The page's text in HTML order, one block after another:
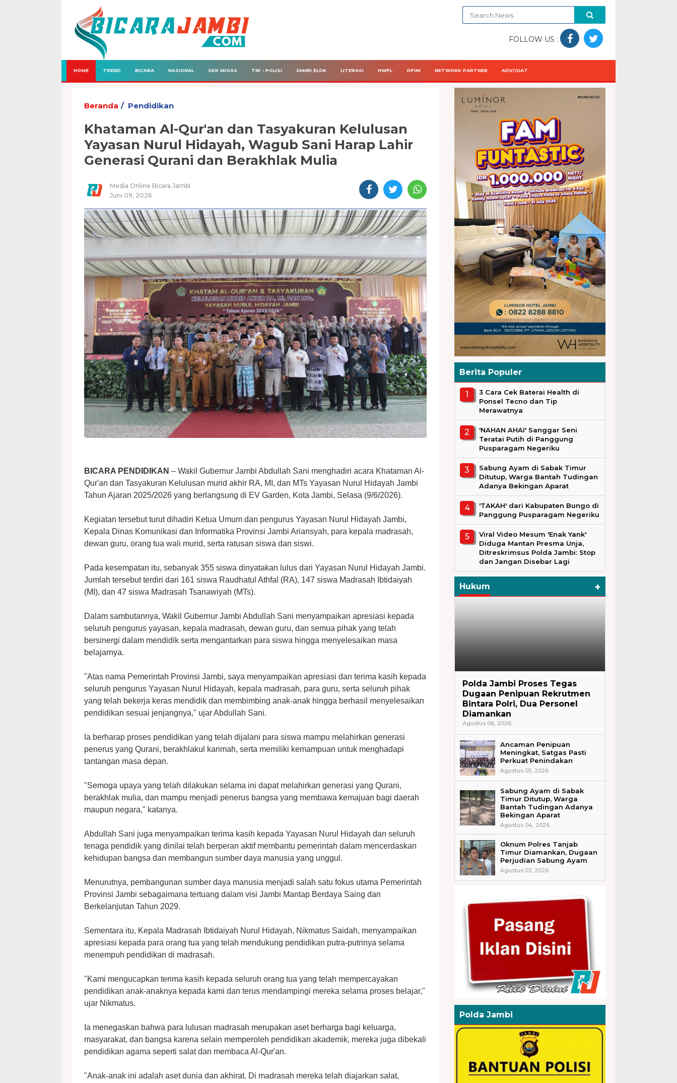
FOLLOW US :
HOME TREND BICARA NASIONAL SKK MIGAS TNI - POLISI JAMBI ELOK LITERASI HWPL OPINI NETWORK PARTNER ADV/GIAT
Beranda Pendidikan
Khataman Al-Qur'an dan Tasyakuran Kelulusan
Yayasan Nurul Hidayah, Wagub Sani Harap Lahir
Generasi Qurani dan Berakhlak Mulia
Media Online Bicara Jambi
Juni 09, 2026
BICARA PENDIDIKAN – Wakil Gubernur Jambi Abdullah Sani menghadiri acara Khataman Al-
Qur'an dan Tasyakuran Kelulusan murid akhir RA, MI, dan MTs Yayasan Nurul Hidayah Jambi
Tahun Ajaran 2025/2026 yang berlangsung di EV Garden, Kota Jambi, Selasa (9/6/2026).
Kegiatan tersebut turut dihadiri Ketua Umum dan pengurus Yayasan Nurul Hidayah Jambi,
Kepala Dinas Komunikasi dan Informatika Provinsi Jambi Ariansyah, para kepala madrasah,
dewan guru, orang tua wali murid, serta ratusan siswa dan siswi.
Pada kesempatan itu, sebanyak 355 siswa dinyatakan lulus dari Yayasan Nurul Hidayah Jambi.
Jumlah tersebut terdiri dari 161 siswa Raudhatul Athfal (RA), 147 siswa Madrasah Ibtidaiyah
(MI), dan 47 siswa Madrasah Tsanawiyah (MTs).
Dalam sambutannya, Wakil Gubernur Jambi Abdullah Sani menyampaikan apresiasi kepada
seluruh pengurus yayasan, kepala madrasah, dewan guru, dan semua pihak yang telah
bersinergi dalam mendidik serta mengantarkan para siswa hingga menyelesaikan masa
belajarnya.
"Atas nama Pemerintah Provinsi Jambi, saya menyampaikan apresiasi dan terima kasih kepada
seluruh pengurus Yayasan Nurul Hidayah, kepala madrasah, para guru, serta seluruh pihak
yang telah bekerja keras mendidik dan membimbing anak-anak hingga berhasil menyelesaikan
pendidikan sesuai jenjangnya," ujar Abdullah Sani.
Ia berharap proses pendidikan yang telah dijalani para siswa mampu melahirkan generasi
penerus yang Qurani, berakhlakul karimah, serta memiliki kemampuan untuk menghadapi
tantangan masa depan.
"Semoga upaya yang telah dilakukan selama ini dapat melahirkan generasi yang Qurani,
berakhlak mulia, dan mampu menjadi penerus bangsa yang membawa kemajuan bagi daerah
maupun negara," katanya.
Abdullah Sani juga menyampaikan terima kasih kepada Yayasan Nurul Hidayah dan seluruh
tenaga pendidik yang dinilai telah berperan aktif membantu pemerintah dalam mencerdaskan
kehidupan bangsa dan membangun sumber daya manusia yang unggul.
Menurutnya, pembangunan sumber daya manusia menjadi salah satu fokus utama Pemerintah
Provinsi Jambi sebagaimana tertuang dalam visi Jambi Mantap Berdaya Saing dan
Berkelanjutan Tahun 2029.
Sementara itu, Kepala Madrasah Ibtidaiyah Nurul Hidayah, Nikmatus Saidah, menyampaikan
apresiasi kepada para orang tua yang telah mendukung pendidikan putra-putrinya selama
menempuh pendidikan di madrasah.
"Kami mengucapkan terima kasih kepada seluruh orang tua yang telah mempercayakan
pendidikan anak-anaknya kepada kami dan terus mendampingi mereka selama proses belajar,"
ujar Nikmatus.
Ia menegaskan bahwa para lulusan madrasah merupakan aset berharga bagi keluarga,
masyarakat, dan bangsa karena selain memperoleh pendidikan akademik, mereka juga dibekali
pendidikan agama seperti salat dan membaca Al-Qur'an.
"Anak-anak ini adalah aset dunia dan akhirat. Di madrasah mereka telah diajarkan salat,
Berita Populer
3 Cara Cek Baterai Health di
Ponsel Tecno dan Tip
Merawatnya
'NAHAN AHAI' Sanggar Seni
Teratai Putih di Panggung
Pusparagam Negeriku
Sabung Ayam di Sabak Timur
Ditutup, Warga Bantah Tudingan
Adanya Bekingan Aparat
'TAKAH' dari Kabupaten Bungo di
Panggung Pusparagam Negeriku
Viral Video Mesum 'Enak Yank'
Diduga Mantan Presma Unja,
Ditreskrimsus Polda Jambi: Stop
dan Jangan Disebar Lagi
Hukum +
Polda Jambi Proses Tegas
Dugaan Penipuan Rekrutmen
Bintara Polri, Dua Personel
Diamankan
Agustus 06, 2026
Ancaman Penipuan
Meningkat, Satgas Pasti
Perkuat Penindakan
Agustus 05, 2026
Sabung Ayam di Sabak
Timur Ditutup, Warga
Bantah Tudingan Adanya
Bekingan Aparat
Agustus 04, 2026
Oknum Polres Tanjab
Timur Diamankan, Dugaan
Perjudian Sabung Ayam
Agustus 03, 2026
Polda Jambi